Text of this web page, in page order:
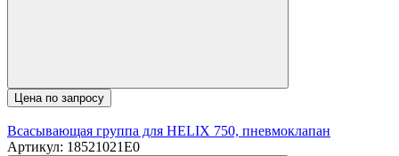
Цена по запросу
Всасывающая группа для HELIX 750, пневмоклапан
Артикул: 18521021E0